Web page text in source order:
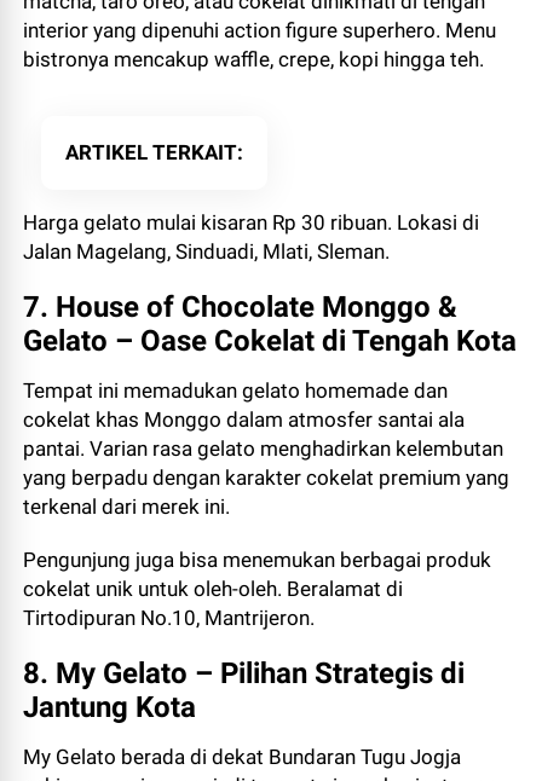
interior yang dipenuhi action figure superhero. Menu
bistronya mencakup waffle, crepe, kopi hingga teh.
ARTIKEL TERKAIT
Harga gelato mulai kisaran Rp 30 ribuan. Lokasi di
Jalan Magelang, Sinduadi, Mlati, Sleman.
7. House of Chocolate Monggo &
Gelato – Oase Cokelat di Tengah Kota
Tempat ini memadukan gelato homemade dan
cokelat khas Monggo dalam atmosfer santai ala
pantai. Varian rasa gelato menghadirkan kelembutan
yang berpadu dengan karakter cokelat premium yang
terkenal dari merek ini.
Pengunjung juga bisa menemukan berbagai produk
cokelat unik untuk oleh-oleh. Beralamat di
Tirtodipuran No.10, Mantrijeron.
8. My Gelato – Pilihan Strategis di
Jantung Kota
My Gelato berada di dekat Bundaran Tugu Jogja